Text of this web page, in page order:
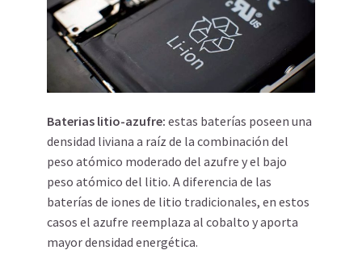
Baterias litio-azufre: estas baterías poseen una
densidad liviana a raíz de la combinación del
peso atómico moderado del azufre y el bajo
peso atómico del litio. A diferencia de las
baterías de iones de litio tradicionales, en estos
casos el azufre reemplaza al cobalto y aporta
mayor densidad energética.